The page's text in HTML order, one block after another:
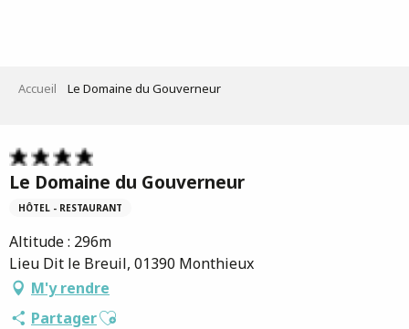
Accueil Le Domaine du Gouverneur
Le Domaine du Gouverneur
HÔTEL - RESTAURANT
Altitude : 296m
Lieu Dit le Breuil, 01390 Monthieux
M'y rendre
PartagerAjouter aux favoris